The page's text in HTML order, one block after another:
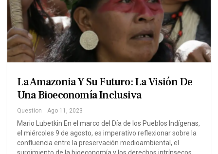
La Amazonia Y Su Futuro: La Visión De
Una Bioeconomía Inclusiva
Question Ago 11, 2023
Mario Lubetkin En el marco del Día de los Pueblos Indígenas,
el miércoles 9 de agosto, es imperativo reflexionar sobre la
confluencia entre la preservación medioambiental, el
surgimiento de la bioeconomía y los derechos intrínsecos